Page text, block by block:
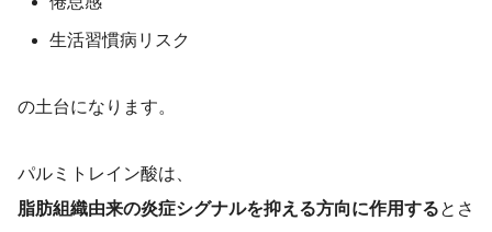
生活習慣病リスク
の土台になります。
パルミトレイン酸は、
脂肪組織由来の炎症シグナルを抑える方向に作用するとさ